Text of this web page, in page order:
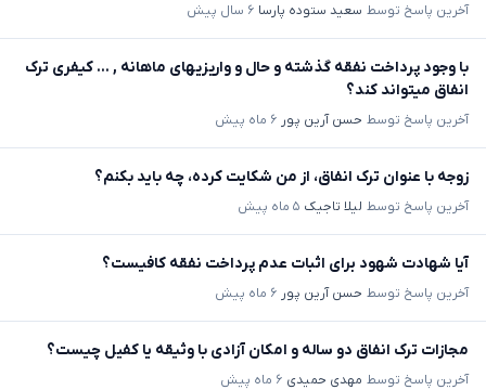
آخرین پاسخ توسط سعید ستوده پارسا ۶ سال پیش
با وجود پرداخت نفقه گذشته و حال و واریزیهای ماهانه , ... کیفری ترک
انفاق میتواند کند؟
آخرین پاسخ توسط حسن آرین پور ۶ ماه پیش
زوجه با عنوان ترک انفاق، از من شکایت کرده، چه باید بکنم؟
آخرین پاسخ توسط لیلا تاجیک ۵ ماه پیش
آیا شهادت شهود برای اثبات عدم پرداخت نفقه کافیست؟
آخرین پاسخ توسط حسن آرین پور ۶ ماه پیش
مجازات ترک انفاق دو ساله و امکان آزادی با وثیقه یا کفیل چیست؟
آخرین پاسخ توسط مهدی حمیدی ۶ ماه پیش